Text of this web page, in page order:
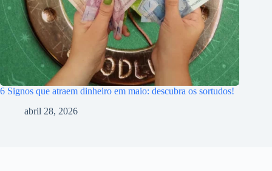
6 Signos que atraem dinheiro em maio: descubra os sortudos!
abril 28, 2026